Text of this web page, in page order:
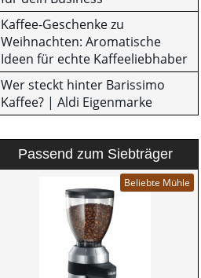
Kaffee-Geschenke zu
Weihnachten: Aromatische
Ideen für echte Kaffeeliebhaber
Wer steckt hinter Barissimo
Kaffee? | Aldi Eigenmarke
Passend zum Siebträger
Beliebte Mühle